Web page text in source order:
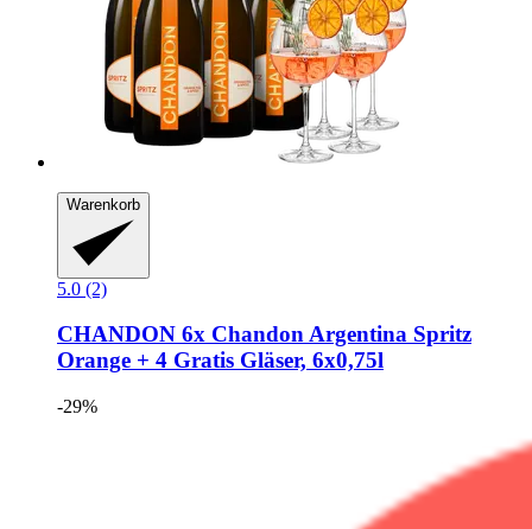
Warenkorb
5.0 (2)
CHANDON 6x Chandon Argentina Spritz
Orange + 4 Gratis Gläser, 6x0,75l
-29%